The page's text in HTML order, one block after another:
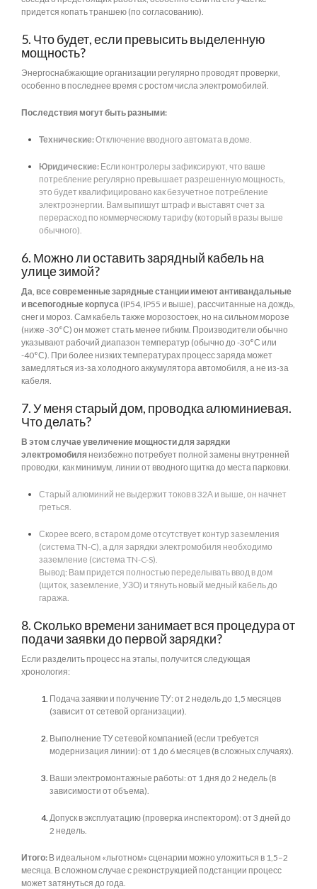
придется копать траншею (по согласованию).
5. Что будет, если превысить выделенную
мощность?
Энергоснабжающие организации регулярно проводят проверки,
особенно в последнее время с ростом числа электромобилей.
Последствия могут быть разными:
Технические:Отключение вводного автомата в доме.
Юридические: Если контролеры зафиксируют, что ваше
потребление регулярно превышает разрешенную мощность,
это будет квалифицировано как безучетное потребление
электроэнергии. Вам выпишут штраф и выставят счет за
перерасход по коммерческому тарифу (который в разы выше
обычного).
6. Можно ли оставить зарядный кабель на
улице зимой?
Да, все современные зарядные станции имеют антивандальные
и всепогодные корпуса (IP54, IP55 и выше), рассчитанные на дождь,
снег и мороз. Сам кабель также морозостоек, но на сильном морозе
(ниже -30°С) он может стать менее гибким. Производители обычно
указывают рабочий диапазон температур (обычно до -30°С или
-40°С). При более низких температурах процесс заряда может
замедляться из-за холодного аккумулятора автомобиля, а не из-за
кабеля.
7. У меня старый дом, проводка алюминиевая.
Что делать?
В этом случае увеличение мощности для зарядки
электромобиля неизбежно потребует полной замены внутренней
проводки, как минимум, линии от вводного щитка до места парковки.
Старый алюминий не выдержит токов в 32А и выше, он начнет
греться.
Скорее всего, в старом доме отсутствует контур заземления
(система TN-C), а для зарядки электромобиля необходимо
заземление (система TN-C-S).
Вывод: Вам придется полностью переделывать ввод в дом
(щиток, заземление, УЗО) и тянуть новый медный кабель до
гаража.
8. Сколько времени занимает вся процедура от
подачи заявки до первой зарядки?
Если разделить процесс на этапы, получится следующая
хронология:
Подача заявки и получение ТУ: от 2 недель до 1,5 месяцев
(зависит от сетевой организации).
Выполнение ТУ сетевой компанией (если требуется
модернизация линии): от 1 до 6 месяцев (в сложных случаях).
Ваши электромонтажные работы: от 1 дня до 2 недель (в
зависимости от объема).
Допуск в эксплуатацию (проверка инспектором): от 3 дней до
2 недель.
Итого: В идеальном «льготном» сценарии можно уложиться в 1,5–2
месяца. В сложном случае с реконструкцией подстанции процесс
может затянуться до года.